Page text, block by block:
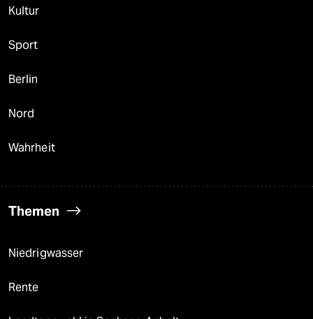
Kultur
Sport
Berlin
Nord
Wahrheit
Themen
Niedrigwasser
Rente